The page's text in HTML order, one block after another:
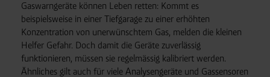
Gaswarngeräte können Leben retten: Kommt es
beispielsweise in einer Tiefgarage zu einer erhöhten
Konzentration von unerwünschtem Gas, melden die kleinen
Helfer Gefahr. Doch damit die Geräte zuverlässig
funktionieren, müssen sie regelmässig kalibriert werden.
Ähnliches gilt auch für viele Analysengeräte und Gassensoren